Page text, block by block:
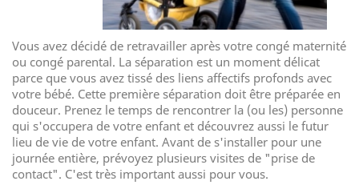
Vous avez décidé de retravailler après votre congé maternité
ou congé parental. La séparation est un moment délicat
parce que vous avez tissé des liens affectifs profonds avec
votre bébé. Cette première séparation doit être préparée en
douceur. Prenez le temps de rencontrer la (ou les) personne
qui s'occupera de votre enfant et découvrez aussi le futur
lieu de vie de votre enfant. Avant de s'installer pour une
journée entière, prévoyez plusieurs visites de "prise de
contact". C'est très important aussi pour vous.